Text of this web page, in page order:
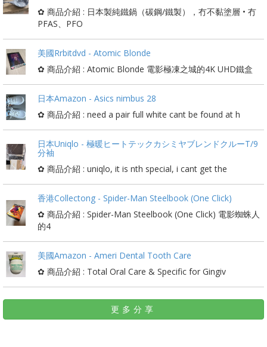
✿ 商品介紹 : 日本製純鐵鍋（碳鋼/鐵製），冇不黏塗層 • 冇
PFAS、PFO
美國Rrbitdvd - Atomic Blonde
✿ 商品介紹 : Atomic Blonde 電影極凍之城的4K UHD鐵盒
日本Amazon - Asics nimbus 28
✿ 商品介紹 : need a pair full white cant be found at h
日本Uniqlo - 極暖ヒートテックカシミヤブレンドクルーT/9
分袖
✿ 商品介紹 : uniqlo, it is nth special, i cant get the
香港Collectong - Spider-Man Steelbook (One Click)
✿ 商品介紹 : Spider-Man Steelbook (One Click) 電影蜘蛛人
的4
美國Amazon - Ameri Dental Tooth Care
✿ 商品介紹 : Total Oral Care & Specific for Gingiv
更多分享